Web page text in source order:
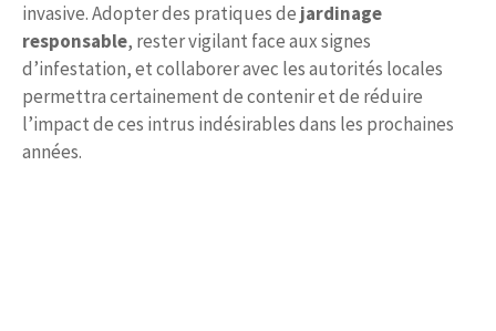
invasive. Adopter des pratiques dejardinage
responsable, rester vigilant face aux signes
d’infestation, et collaborer avec les autorités locales
permettra certainement de contenir et de réduire
l’impact de ces intrus indésirables dans les prochaines
années.